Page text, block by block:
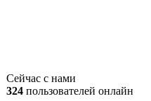
Сейчас с нами
324 пользователей онлайн